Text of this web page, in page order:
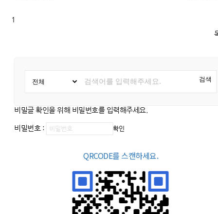
1
검색
비밀글 확인을 위해 비밀번호를 입력해주세요.
비밀번호 : 확인
QRCODE를 스캔하세요.
대전 유성구 대덕대로512번길 20 (대전정보문화산업진흥원 B동 3
층 301호)
042-864-5680
manager@d-ict.org